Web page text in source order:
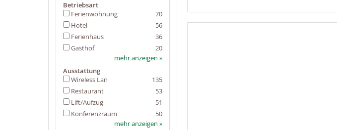
Betriebsart
70
Ferienwohnung
56
Hotel
36
Ferienhaus
20
Gasthof
mehr anzeigen »
Ausstattung
135
Wireless Lan
53
Restaurant
51
Lift/Aufzug
50
Konferenzraum
mehr anzeigen »